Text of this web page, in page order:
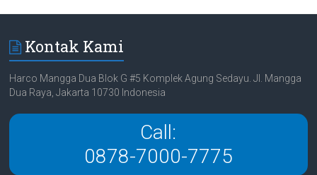
Kontak Kami
Harco Mangga Dua Blok G #5 Komplek Agung Sedayu. Jl. Mangga
Dua Raya, Jakarta 10730 Indonesia
Call:
0878-7000-7775